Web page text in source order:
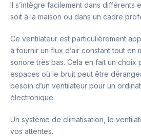
Il s’intègre facilement dans différents
soit à la maison ou dans un cadre
Ce ventilateur est particulièrement
à fournir un flux d’air constant tout en
sonore très bas. Cela en fait un choix
espaces où le bruit peut être
besoin d’un ventilateur pour un
électronique.
Un système de climatisation, le
vos attentes.